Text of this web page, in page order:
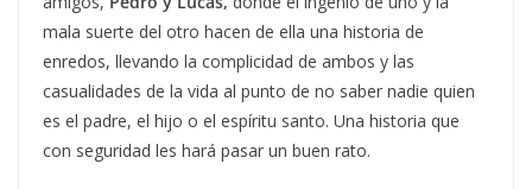
mala suerte del otro hacen de ella una historia de
enredos, llevando la complicidad de ambos y las
casualidades de la vida al punto de no saber nadie quien
es el padre, el hijo o el espíritu santo. Una historia que
con seguridad les hará pasar un buen rato.